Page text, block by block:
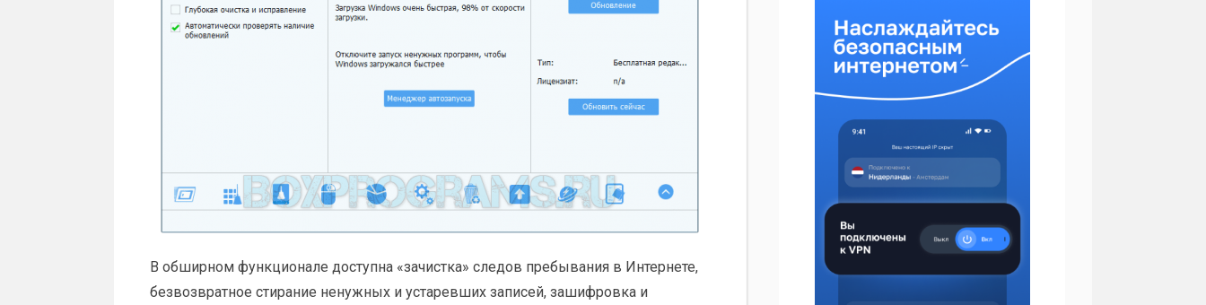
В обширном функционале доступна «зачистка» следов пребывания в Интернете,
безвозвратное стирание ненужных и устаревших записей, зашифровка и